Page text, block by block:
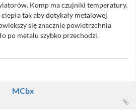
Komp ma czujniki temperatury.
tak aby dotykały metalowej
się znacznie powietrzchnia
po metalu szybko przechodzi.
MCbx